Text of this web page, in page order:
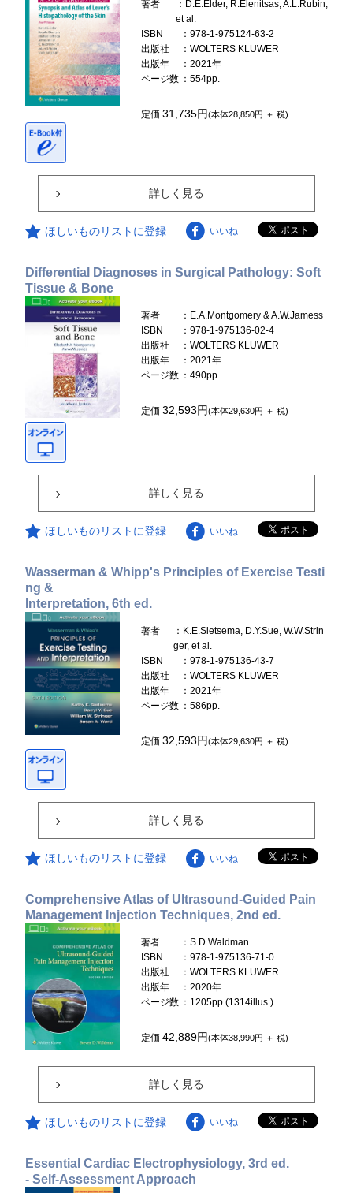
著者
：D.E.Elder, R.Elenitsas, A.L.Rubin,
et al.
ISBN
：978-1-975124-63-2
出版社
：WOLTERS KLUWER
出版年
：2021年
ページ数 ：554pp.
定価31,735円(本体28,850円 ＋ 税)
詳しく見る
ほしいものリストに登録 いいね
Differential Diagnoses in Surgical Pathology: Soft
Tissue & Bone
著者
：E.A.Montgomery & A.W.Jamess
ISBN
：978-1-975136-02-4
出版社
：WOLTERS KLUWER
出版年
：2021年
ページ数 ：490pp.
定価32,593円(本体29,630円 ＋ 税)
詳しく見る
ほしいものリストに登録 いいね
Wasserman & Whipp's Principles of Exercise Testi
ng &
Interpretation, 6th ed.
著者
：K.E.Sietsema, D.Y.Sue, W.W.Strin
ger, et al.
ISBN
：978-1-975136-43-7
出版社
：WOLTERS KLUWER
出版年
：2021年
ページ数 ：586pp.
定価32,593円(本体29,630円 ＋ 税)
詳しく見る
ほしいものリストに登録 いいね
Comprehensive Atlas of Ultrasound-Guided Pain
Management Injection Techniques, 2nd ed.
著者
：S.D.Waldman
ISBN
：978-1-975136-71-0
出版社
：WOLTERS KLUWER
出版年
：2020年
ページ数 ：1205pp.(1314illus.)
定価42,889円(本体38,990円 ＋ 税)
詳しく見る
ほしいものリストに登録 いいね
Essential Cardiac Electrophysiology, 3rd ed.
- Self-Assessment Approach